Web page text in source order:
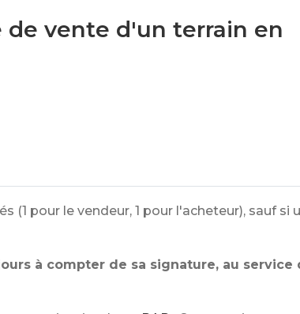
de vente d'un terrain en
pour le vendeur, 1 pour l'acheteur), sauf si
à compter de sa signature, au service